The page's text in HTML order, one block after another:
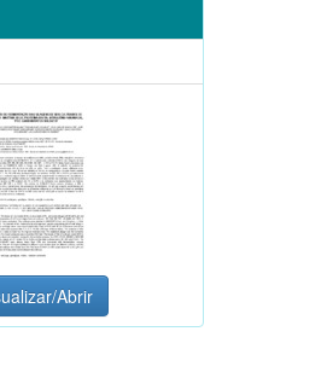
Abrir